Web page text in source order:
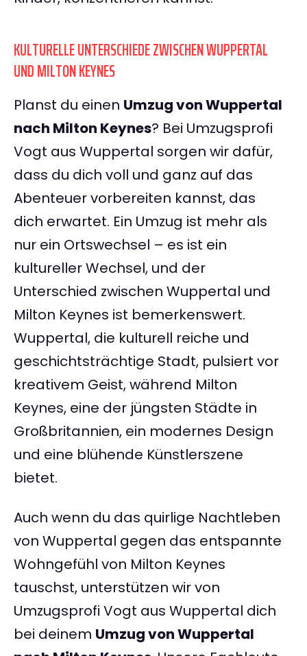
KULTURELLE UNTERSCHIEDE ZWISCHEN WUPPERTAL
UND MILTON KEYNES
Planst du einen Umzug von Wuppertal
nach Milton Keynes? Bei Umzugsprofi
Vogt aus Wuppertal sorgen wir dafür,
dass du dich voll und ganz auf das
Abenteuer vorbereiten kannst, das
dich erwartet. Ein Umzug ist mehr als
nur ein Ortswechsel – es ist ein
kultureller Wechsel, und der
Unterschied zwischen Wuppertal und
Milton Keynes ist bemerkenswert.
Wuppertal, die kulturell reiche und
geschichtsträchtige Stadt, pulsiert vor
kreativem Geist, während Milton
Keynes, eine der jüngsten Städte in
Großbritannien, ein modernes Design
und eine blühende Künstlerszene
bietet.
Auch wenn du das quirlige Nachtleben
von Wuppertal gegen das entspannte
Wohngefühl von Milton Keynes
tauschst, unterstützen wir von
Umzugsprofi Vogt aus Wuppertal dich
bei deinem Umzug von Wuppertal